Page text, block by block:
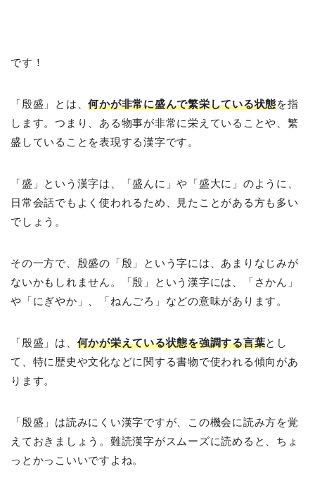
です！
「殷盛」とは、何かが非常に盛んで繁栄している状態を指
します。つまり、ある物事が非常に栄えていることや、繁
盛していることを表現する漢字です。
「盛」という漢字は、「盛んに」や「盛大に」のように、
日常会話でもよく使われるため、見たことがある方も多い
でしょう。
その一方で、殷盛の「殷」という字には、あまりなじみが
ないかもしれません。「殷」という漢字には、「さかん」
や「にぎやか」、「ねんごろ」などの意味があります。
「殷盛」は、 何かが栄えている状態を強調する言葉とし
て、特に歴史や文化などに関する書物で使われる傾向があ
ります。
「殷盛」は読みにくい漢字ですが、この機会に読み方を覚
えておきましょう。難読漢字がスムーズに読めると、ちょ
っとかっこいいですよね。